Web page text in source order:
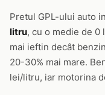
Pretul GPL-ului auto
litru, cu o medie de 0
mai ieftin decât
20-30% mai mare.
lei/litru, iar motorina